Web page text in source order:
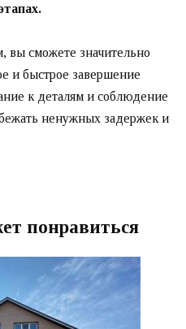
вы сможете значительно
и быстрое завершение
к деталям и соблюдение
ненужных задержек и
понравиться